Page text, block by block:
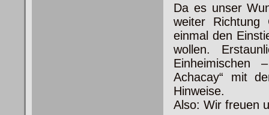
Da es unser
weiter Richtung
einmal den
wollen.
Einheimischen
Achacay“ mit
Hinweise.
Also: Wir freuen